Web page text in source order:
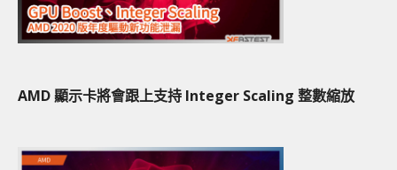
AMD 顯示卡將會跟上支持 Integer Scaling 整數縮放